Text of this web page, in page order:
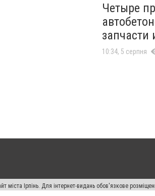
Четыре
запчасти
10:34, 5 серпня
Ірпінь. Для інтернет-видань обов'язкове